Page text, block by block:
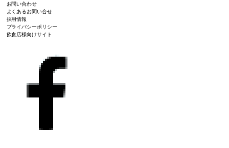
お問い合わせ
よくあるお問い合せ
採用情報
プライバシーポリシー
飲食店様向けサイト